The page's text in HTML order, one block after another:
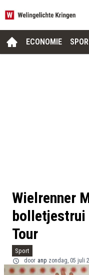
ECONOMIE
Wielrenner
bolletjestrui
Tour
Sport
door anp zondag, 05 juli